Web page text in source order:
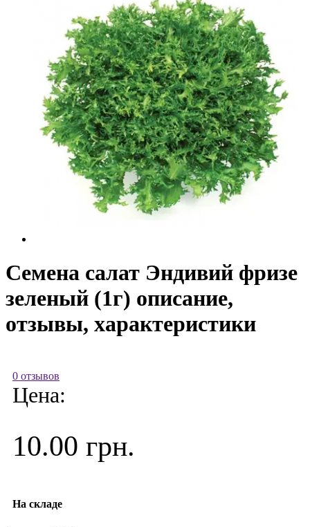
Семена салат Эндивий фризе
зеленый (1г) описание,
отзывы, характеристики
0 отзывов
Цена:
10.00 грн.
На складе